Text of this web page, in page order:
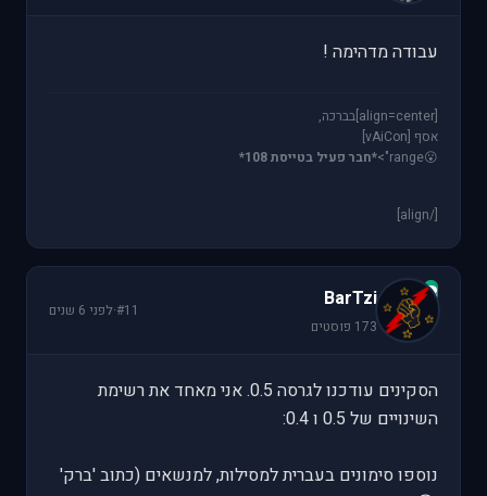
עבודה מדהימה !
[align=center]בברכה,
אסף [vAiCon]
😮
range"> *חבר פעיל בטייסת 108*
[/align]
B
BarTzi
173 פוסטים
#11
·לפני 6 שנים
הסקינים עודכנו לגרסה 0.5. אני מאחד את רשימת
השינויים של 0.5 ו 0.4:
נוספו סימונים בעברית למסילות, למנשאים (כתוב 'ברק'